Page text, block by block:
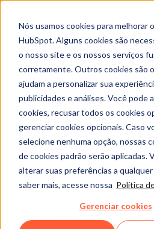
Nós usamos cookies para melhorar
HubSpot. Alguns cookies são
o nosso site e os nossos serviços
corretamente. Outros cookies são
ajudam a personalizar sua
publicidades e análises. Você pode
cookies, recusar todos os cookies
gerenciar cookies opcionais. Caso
selecione nenhuma opção, nossas
de cookies padrão serão aplicadas.
alterar suas preferências a
saber mais, acesse nossa Política
Gerenciar cookies
Download gratuito
5 pontos
para uma
Marketing
eficaz
Quem investe em marketing
canais simultâneos para divulgar
ou serviço, comunicando-se com